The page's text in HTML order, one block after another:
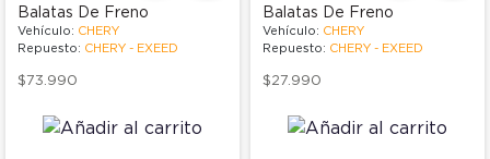
Balatas De Freno
Vehículo: CHERY
Repuesto: CHERY - EXEED
$73.990
Balatas De Freno
Vehículo: CHERY
Repuesto: CHERY - EXEED
$27.990